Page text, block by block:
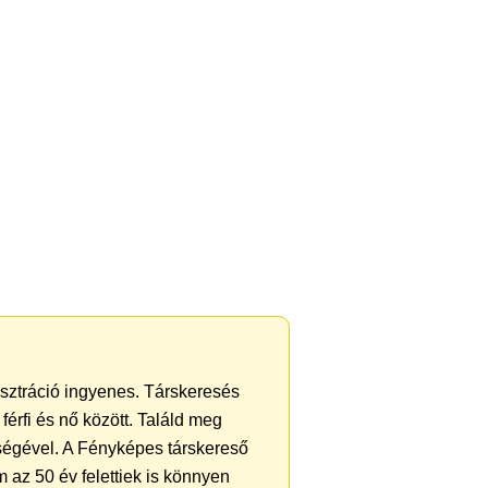
ingyenes. Társkeresés
és nő között. Találd meg
A Fényképes társkereső
az 50 év felettiek is könnyen